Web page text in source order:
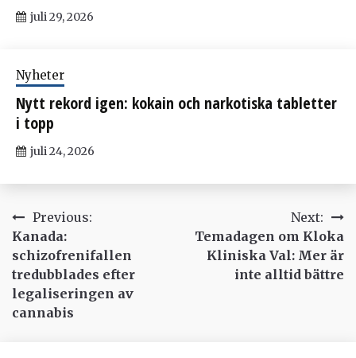
juli 29, 2026
Nyheter
Nytt rekord igen: kokain och narkotiska tabletter
i topp
juli 24, 2026
Inläggsnavigering
Previous:
Kanada:
schizofrenifallen
tredubblades efter
legaliseringen av
cannabis
Next:
Temadagen om Kloka
Kliniska Val: Mer är
inte alltid bättre